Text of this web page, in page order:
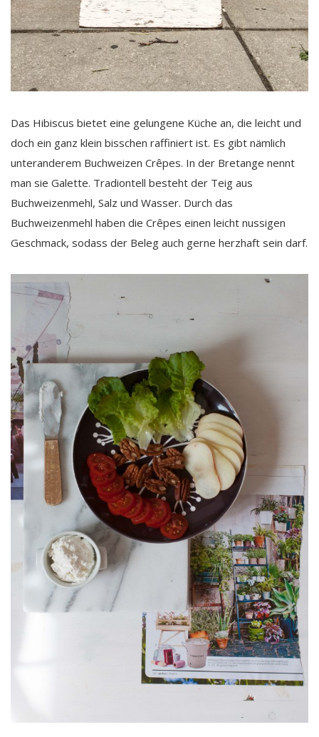
Das Hibiscus bietet eine gelungene Küche an, die leicht und
doch ein ganz klein bisschen raffiniert ist. Es gibt nämlich
unteranderem Buchweizen Crêpes. In der Bretange nennt
man sie Galette. Tradiontell besteht der Teig aus
Buchweizenmehl, Salz und Wasser. Durch das
Buchweizenmehl haben die Crêpes einen leicht nussigen
Geschmack, sodass der Beleg auch gerne herzhaft sein darf.